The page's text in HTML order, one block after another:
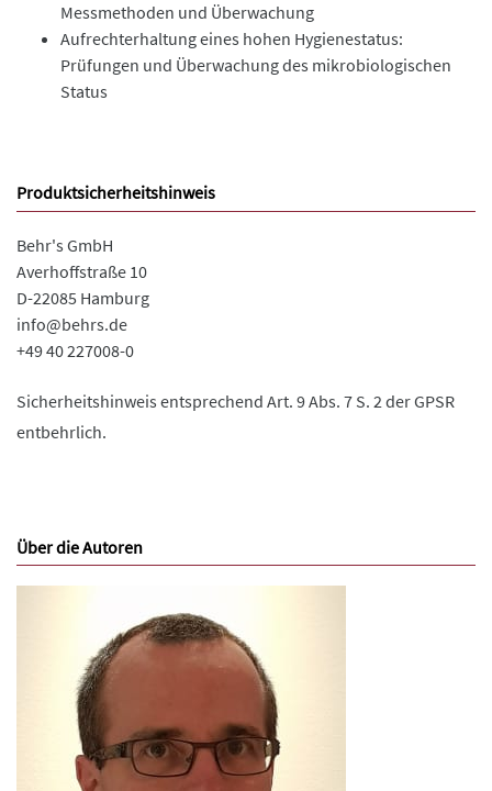
Messmethoden und Überwachung
Aufrechterhaltung eines hohen Hygienestatus:
Prüfungen und Überwachung des mikrobiologischen
Status
Produktsicherheitshinweis
Behr's GmbH
Averhoffstraße 10
D-22085 Hamburg
info@behrs.de
+49 40 227008-0
Sicherheitshinweis entsprechend Art. 9 Abs. 7 S. 2 der GPSR
entbehrlich.
Über die Autoren